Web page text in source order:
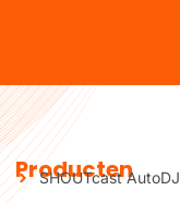
Producten
SHOUTcast AutoDJ